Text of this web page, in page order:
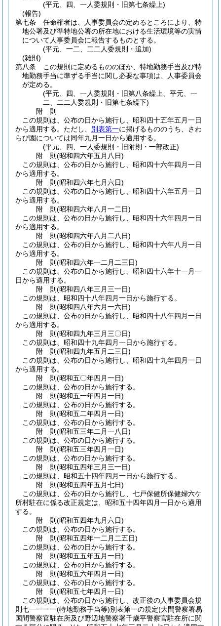
(平元、四、一人委規則・旧第七条繰上)
(報告)
第七条
任命権者は、人事委員会の定めるところにより、特
地公署及び準特地公署の所在地における生活環境等の実情
について人事委員会に報告するものとする。
(平元、一二、二二人委規則・追加)
(雑則)
第八条
この規則に定めるもののほか、特地勤務手当及び特
地勤務手当に準ずる手当に関し必要な事項は、人事委員会
が定める。
(平元、四、一人委規則・旧第八条繰上、平元、一
二、二二人委規則・旧第七条繰下)
附 則
この規則は、公布の日から施行し、昭和四十五年五月一日
から適用する。 ただし、 別表第一に掲げるもののうち、さわ
らび園については同年九月一日から適用する。
(平元、四、一人委規則・旧附則・一部改正)
附 則(昭和四六年五月八日)
この規則は、公布の日から施行し、昭和四十六年四月一日
から適用する。
附 則(昭和四六年七月六日)
この規則は、公布の日から施行し、昭和四十六年五月一日
から適用する。
附 則(昭和四六年八月一二日)
この規則は、公布の日から施行し、昭和四十六年四月一日
から適用する。
附 則(昭和四六年八月二八日)
この規則は、公布の日から施行し、昭和四十六年八月一日
から適用する。
附 則(昭和四六年一二月二三日)
この規則は、公布の日から施行し、昭和四十六年十一月一
日から適用する。
附 則(昭和四八年三月三一日)
この規則は、昭和四十八年四月一日から施行する。
附 則(昭和四八年六月一六日)
この規則は、公布の日から施行し、昭和四十八年四月一日
から適用する。
附 則(昭和四九年三月三〇日)
この規則は、昭和四十九年四月一日から施行する。
附 則(昭和四九年五月二三日)
この規則は、公布の日から施行し、昭和四十九年四月一日
から適用する。
附 則(昭和五〇年四月一日)
この規則は、公布の日から施行する。
附 則(昭和五一年四月一日)
この規則は、公布の日から施行する。
附 則(昭和五二年四月一日)
この規則は、公布の日から施行する。
附 則(昭和五三年二月一八日)
この規則は、公布の日から施行する。
附 則(昭和五三年四月一日)
この規則は、公布の日から施行する。
附 則(昭和五四年三月三一日)
この規則は、昭和五十四年四月一日から施行する。
附 則(昭和五四年五月七日)
この規則は、公布の日から施行し、七戸保健所保健婦六ケ
所村駐在に係る改正規定は、昭和五十四年四月一日から適用
する。
附 則(昭和五四年九月六日)
この規則は、公布の日から施行する。
附 則(昭和五四年一二月二五日)
この規則は、公布の日から施行する。
附 則(昭和五五年五月一日)
この規則は、公布の日から施行する。
附 則(昭和五六年四月一日)
この規則は、公布の日から施行する。
附 則(昭和五七年四月一日)
この規則は、公布の日から施行し、改正後の人事委員会規
則七―一一一(特地勤務手当等)別表第一の規定(大間警察署易
国間警察官駐在所及び野辺地警察署千歳平警察官駐在所に関